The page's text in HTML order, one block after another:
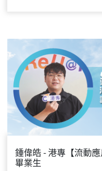
鍾偉皓 - 港專【流動
畢業生